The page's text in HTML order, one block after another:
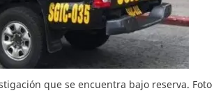
que se encuentra bajo reserva. Foto